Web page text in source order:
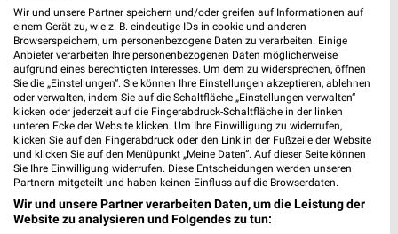
Wilhelm-Suder-Straße 2
39356 Weferlingen
Heute 07:00 - 20:00 Uhr |
Geschlossen
161,25 km
REWE Helmstedt
Memelstr. 1
38350 Helmstedt
Heute 06:15 - 21:00 Uhr | Geschlossen
Wir und unsere Partner speichern und/oder greifen auf Informationen auf
einem Gerät zu, wie z. B. eindeutige IDs in cookie und anderen
Browserspeichern, um personenbezogene Daten zu verarbeiten. Einige
Anbieter verarbeiten Ihre personenbezogenen Daten möglicherweise
aufgrund eines berechtigten Interesses. Um dem zu widersprechen, öffnen
Sie die „Einstellungen“. Sie können Ihre Einstellungen akzeptieren, ablehnen
oder verwalten, indem Sie auf die Schaltfläche „Einstellungen verwalten“
klicken oder jederzeit auf die Fingerabdruck-Schaltfläche in der linken
unteren Ecke der Website klicken. Um Ihre Einwilligung zu widerrufen,
klicken Sie auf den Fingerabdruck oder den Link in der Fußzeile der Website
und klicken Sie auf den Menüpunkt „Meine Daten“. Auf dieser Seite können
Sie Ihre Einwilligung widerrufen. Diese Entscheidungen werden unseren
Partnern mitgeteilt und haben keinen Einfluss auf die Browserdaten.
Wir und unsere Partner verarbeiten Daten, um die Leistung der
Website zu analysieren und Folgendes zu tun: